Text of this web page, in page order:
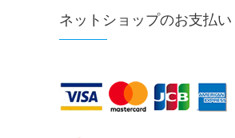
ネットショップのお支払い